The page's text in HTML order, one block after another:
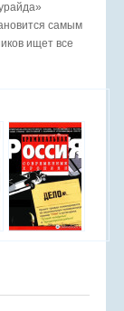
самым
ищет все